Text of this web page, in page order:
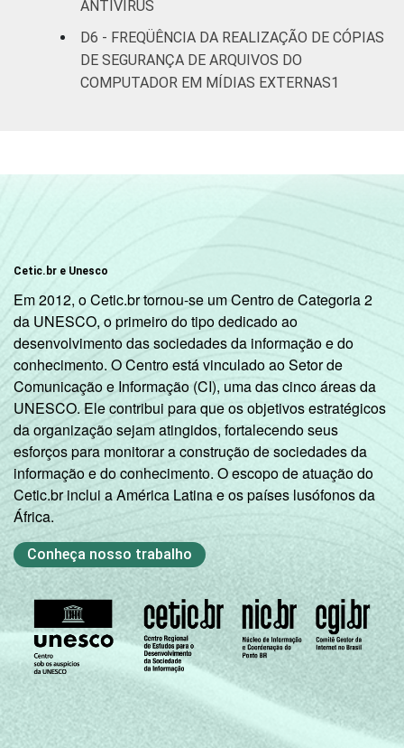
RENDA
FAMILIAR
R$831-R$1245 27
27 24
CLASSE
SOCIAL
A 31 24
B 29
CDE 27 24
SITUAÇÃO
DE
EMPREGO
Trabalhador 29
Desempregado 24 21
população
ativa
1
Base: 3.220 entrevistados que usaram a
Internet nos últimos três meses (amostra
principal + oversample de usuários de
Internet) que possuem computador no
domicílio e utilizaram um antivírus. Respostas
estimuladas e rodiziadas.
Não sabe / Não respondeu.
ANTIVÍRUS
D6 - FREQÜÊNCIA DA REALIZAÇÃO DE CÓPIAS
DE SEGURANÇA DE ARQUIVOS DO
COMPUTADOR EM MÍDIAS EXTERNAS1
Cetic.br e Unesco
Em 2012, o Cetic.br tornou-se um Centro de Categoria 2
da UNESCO, o primeiro do tipo dedicado ao
desenvolvimento das sociedades da informação e do
conhecimento. O Centro está vinculado ao Setor de
Comunicação e Informação (CI), uma das cinco áreas da
UNESCO. Ele contribui para que os objetivos estratégicos
da organização sejam atingidos, fortalecendo seus
esforços para monitorar a construção de sociedades da
informação e do conhecimento. O escopo de atuação do
Cetic.br inclui a América Latina e os países lusófonos da
África.
Conheça nosso trabalho